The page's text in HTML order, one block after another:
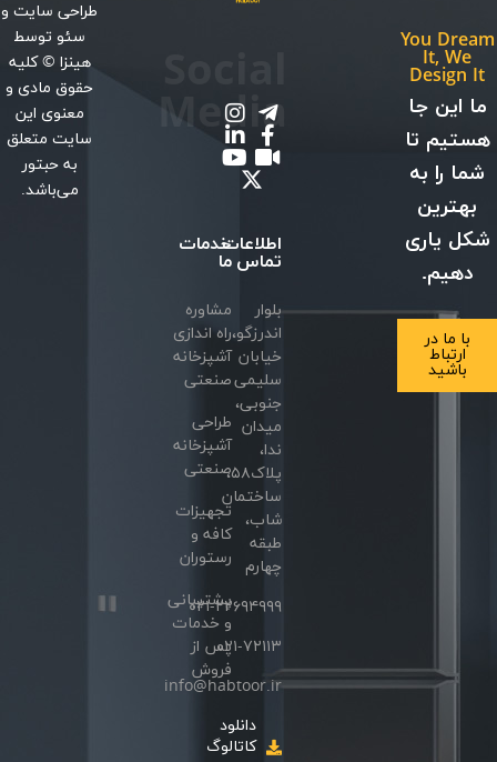
You Dream
It, We
Design It
ما این جا
هستیم تا
شما را به
بهترین
شکل یاری
دهیم.
با ما در
ارتباط
باشید
اطلاعات
تماس
بلوار
اندرزگو،
خیابان
سلیمی
جنوبی،
میدان
ندا،
پلاک۵۸،
ساختمان
شاب،
طبقه
چهارم
۰۲۱-۲۲۶۹۴۹۹۹
۰۲۱-۷۲۱۱۳
info@habtoor.ir
دانلود
کاتالوگ
Media
خدمات
ما
مشاوره
راه اندازی
آشپزخانه
صنعتی
طراحی
آشپزخانه
صنعتی
تجهیزات
کافه و
رستوران
پشتیبانی
و خدمات
پس از
فروش
طراحی سایتو
سئوتوسط
هینزا © کلیه
حقوق مادی و
معنوی این
سایت متعلق
به حبتور
می‌باشد.